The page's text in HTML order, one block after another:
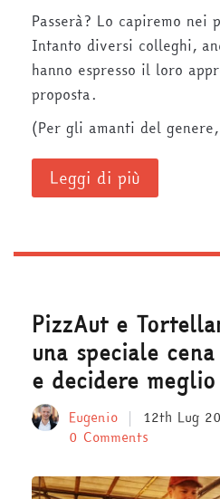
Passerà? Lo capiremo nei
Intanto diversi colleghi,
hanno espresso il loro
proposta.
(Per gli amanti del
Leggi di più
PizzAut e
una speciale
e decidere meglio
Eugenio 12th Lug
0 Comments